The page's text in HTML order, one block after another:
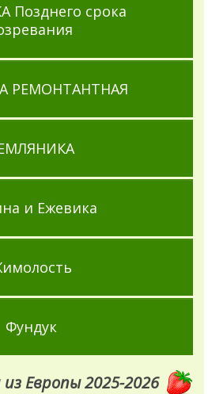
Позднего срока
РЕМОНТАНТНАЯ
и Ежевика
Фундук
Европы 2025-2026